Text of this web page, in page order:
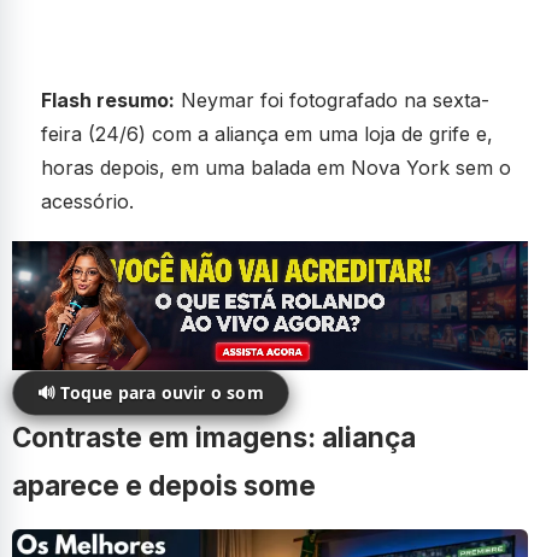
Flash resumo: Neymar foi fotografado na sexta-
feira (24/6) com a aliança em uma loja de grife e,
horas depois, em uma balada em Nova York sem o
acessório.
🔊 Toque para ouvir o som
Contraste em imagens: aliança
aparece e depois some